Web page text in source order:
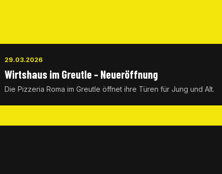
29.03.2026
Wirtshaus im Greutle – Neueröffnung
Die Pizzeria Roma im Greutle öffnet ihre Türen für Jung und Alt.